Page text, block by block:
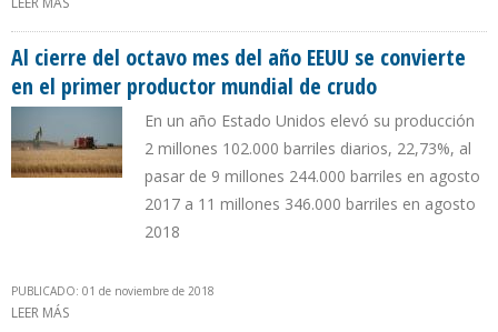
CUATRIMESTRE DE 2018
Al cierre del octavo mes del año EEUU se convierte
en el primer productor mundial de crudo
En un año Estado Unidos elevó su producción
2 millones 102.000 barriles diarios, 22,73%, al
pasar de 9 millones 244.000 barriles en agosto
2017 a 11 millones 346.000 barriles en agosto
2018
PUBLICADO: 01 de noviembre de 2018
LEER MÁS